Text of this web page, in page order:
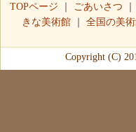
TOPページ ｜ ごあいさつ ｜
きな美術館｜ 全国の美
Copyright (C)